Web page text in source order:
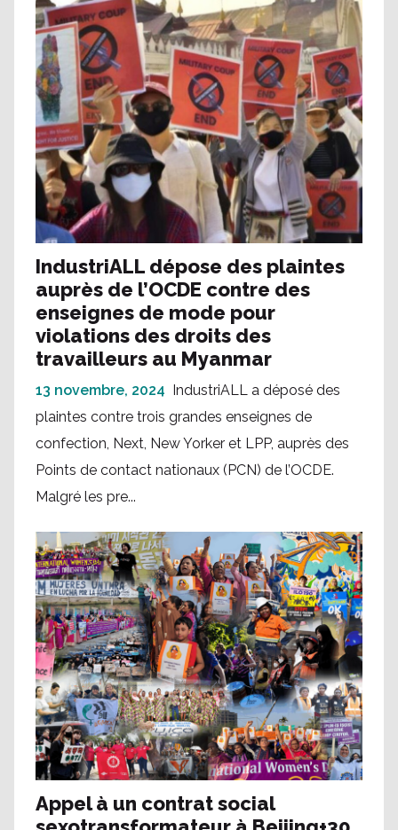
IndustriALL dépose des plaintes
auprès de l’OCDE contre des
enseignes de mode pour
violations des droits des
travailleurs au Myanmar
13 novembre, 2024 IndustriALL a déposé des
plaintes contre trois grandes enseignes de
confection, Next, New Yorker et LPP, auprès des
Points de contact nationaux (PCN) de l’OCDE.
Malgré les pre...
Appel à un contrat social